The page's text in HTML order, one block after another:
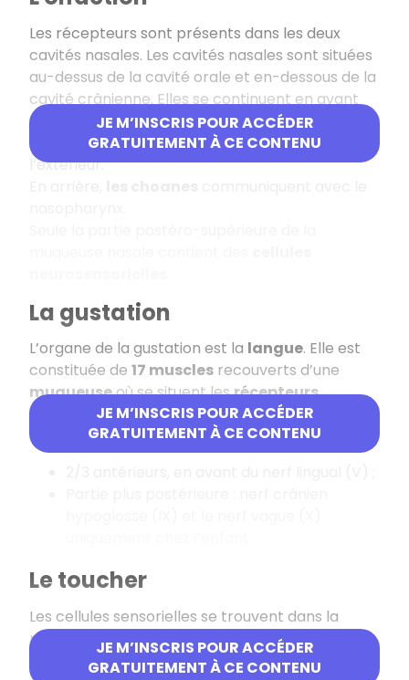
JE M’INSCRIS POUR ACCÉDER
GRATUITEMENT À CE CONTENU
Les récepteurs sont présents dans les deux
cavités nasales. Les cavités nasales sont situées
au-dessus de la cavité orale et en-dessous de la
cavité crânienne. Elles se continuent en avant
par la pyramide nasale.
En avant,les narinescommuniquent avec
l’extérieur.
JE M’INSCRIS POUR ACCÉDER
GRATUITEMENT À CE CONTENU
La gustation
L’organe de la gustation est la langue. Elle est
constituée de 17 muscles recouverts d’une
muqueuseoù se situent lesrécepteurs
gustatifs (papilles).
L’innervation sensorielle se fait selon trois zones :
JE M’INSCRIS POUR ACCÉDER
GRATUITEMENT À CE CONTENU
Le toucher
Les cellules sensorielles se trouvent dans la
partie inférieure du derme. Elles sont organisées
en corpuscules.